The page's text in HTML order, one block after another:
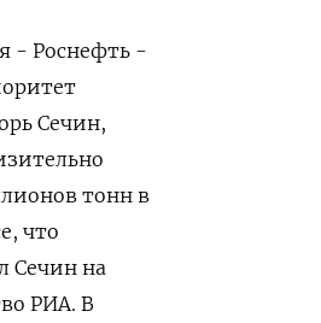
- Роснефть -
Сечин,
тонн в
что
Сечин на
​РИА. В